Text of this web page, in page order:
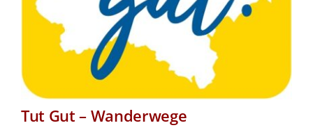
Tut Gut – Wanderwege